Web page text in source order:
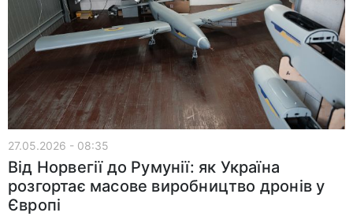
27.05.2026 - 08:35
Від Норвегії до Румунії: як Україна
розгортає масове виробництво дронів у
Європі